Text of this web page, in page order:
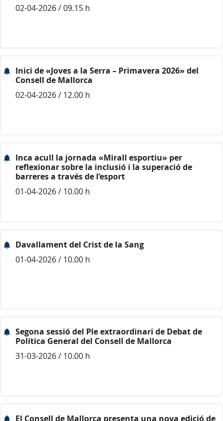
02-04-2026 / 09.15 h
Inici de «Joves a la Serra – Primavera 2026» del
Consell de Mallorca
02-04-2026 / 12.00 h
Inca acull la jornada «Mirall esportiu» per
reflexionar sobre la inclusió i la superació de
barreres a través de l’esport
01-04-2026 / 10.00 h
Davallament del Crist de la Sang
01-04-2026 / 10.00 h
Segona sessió del Ple extraordinari de Debat de
Política General del Consell de Mallorca
31-03-2026 / 10.00 h
El Consell de Mallorca presenta una nova edició de